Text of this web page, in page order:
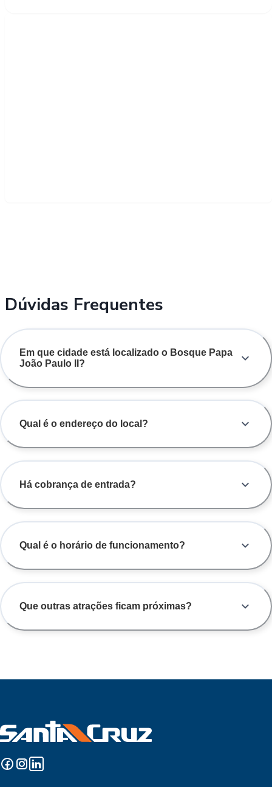
Dúvidas Frequentes
Em que cidade está localizado o Bosque Papa
João Paulo II?
Qual é o endereço do local?
Há cobrança de entrada?
Qual é o horário de funcionamento?
Que outras atrações ficam próximas?